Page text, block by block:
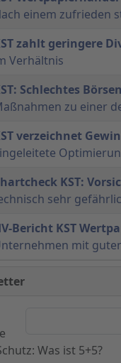
einem zufrieden
zahlt geringere
Verhältnis
Schlechtes
zu einer
verzeichnet
KST:
sehr
Bericht KST
mit
Was ist 5+5?